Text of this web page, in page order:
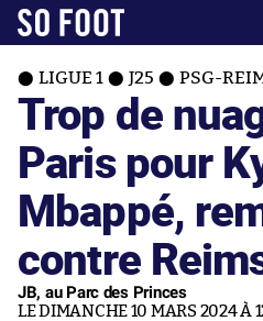
LIGUE 1 J25 PSG-
Trop de
Paris pour
Mbappé,
contre
JB, au Parc des Princes
LE DIMANCHE 10 MARS 2024 À